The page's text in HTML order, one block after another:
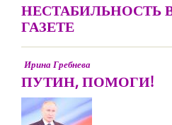
НЕСТАБИЛЬНОСТЬ
ГАЗЕТЕ
Ирина Гребнева
ПУТИН, ПОМОГИ!